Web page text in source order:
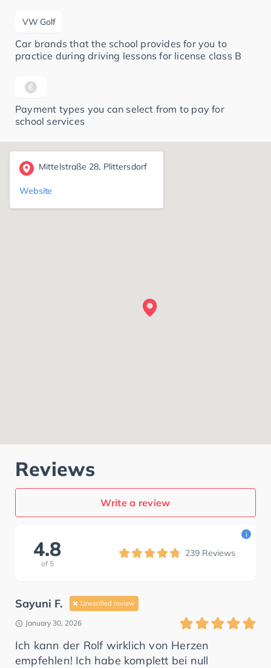
VW Golf
Car brands that the school provides for you to
practice during driving lessons for license class B
Payment types you can select from to pay for
school services
Mittelstraße 28, Plittersdorf
Website
Reviews
Write a review
4.8
of 5
239 Reviews
i
Sayuni F. Unverified review
January 30, 2026
Ich kann der Rolf wirklich von Herzen
empfehlen! Ich habe komplett bei null